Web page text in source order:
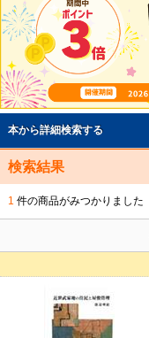
本から詳細検索する
検索結果
1 件の商品がみつかりました